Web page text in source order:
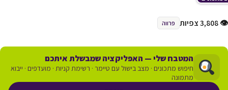
👁 3,808 צפיות פרווה
המטבח שלי — האפליקציה שמבשלת איתכם
חיפוש מתכונים · מצב בישול עם טיימר · רשימת קניות · מועדפים · ייבוא
מתמונה